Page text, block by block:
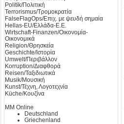
Politik/Πολιτική
Terrorismus/Τρομοκρατία
FalseFlagOps/Επιχ. με ψευδή σημαία
Hellas-EU/Ελλάδα-Ε.Ε.
Wirtschaft-Finanzen/Οικονομία-
Οικονομικά
Religion/Θρησκεία
Geschichte/Ιστορία
Umwelt/Περιβάλλον
Korruption/Διαφθορά
Reisen/Ταξιδιωτικά
Musik/Μουσική
Kunst/Τέχνη, Λογοτεχνία
Küche/Κουζίνα
MM Online
Deutschland
Griechenland